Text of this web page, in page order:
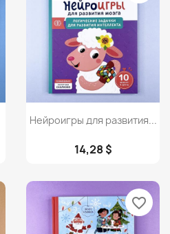
Просмотр
Нейроигры для развития...
14,28 $
favorite_border